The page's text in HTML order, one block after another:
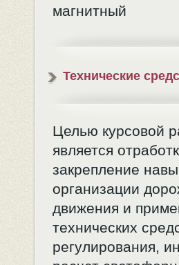
магнитный
Технические
Целью курсовой
является
закрепление
организации
движения и
технических
регулирования,